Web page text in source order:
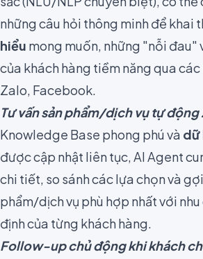
những câu hỏi thông minh để khai
hiểu mong muốn, những "nỗi đau"
của khách hàng tiềm năng qua
Zalo, Facebook.
Tư vấn sản phẩm/dịch vụ tự
Knowledge Base phong phú và dữ
được cập nhật liên tục, AI Agent
chi tiết, so sánh các lựa chọn và
phẩm/dịch vụ phù hợp nhất với
định của từng khách hàng.
Follow-up chủ động khi khách